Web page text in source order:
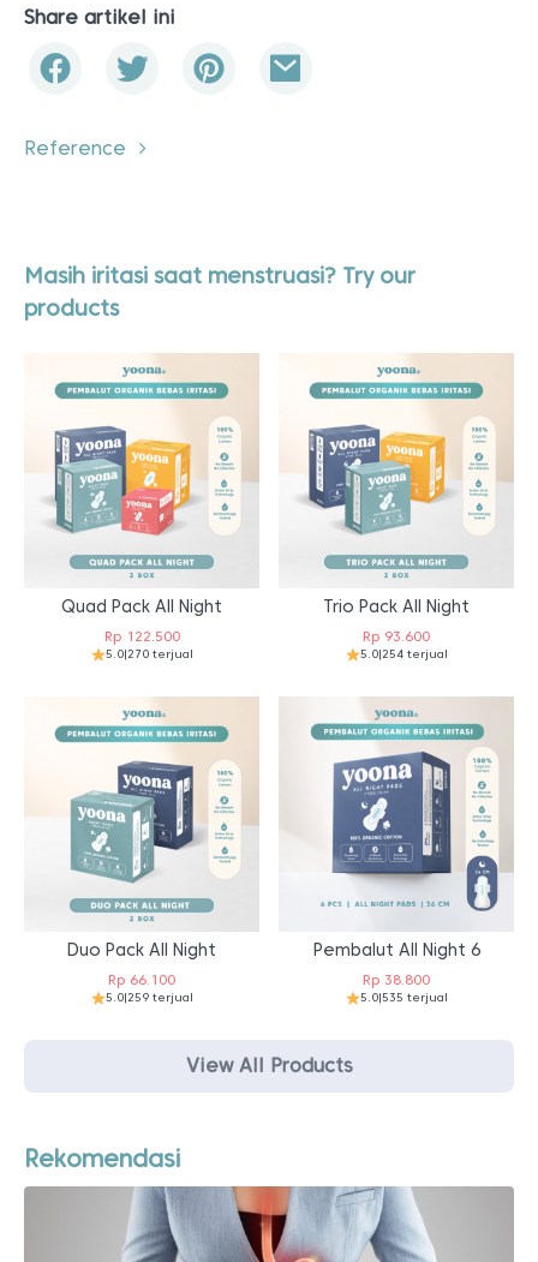
Share artikel ini
Reference
Masih iritasi saat menstruasi? Try our
products
Quad Pack All Night
Rp122.500
5.0|270 terjual
Trio Pack All Night
Rp 93.600
5.0|254 terjual
Duo Pack All Night
Rp 66.100
5.0|259 terjual
Pembalut All Night 6
Rp 38.800
5.0|535 terjual
View All Products
Rekomendasi